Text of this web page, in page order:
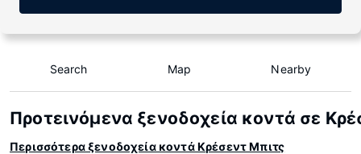
Search Map Nearby
Προτεινόμενα ξενοδοχεία κοντά σε
Περισσότερα ξενοδοχεία κοντά Κρέσεντ Μπιτς